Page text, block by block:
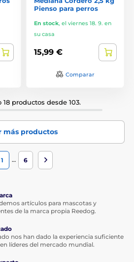
Pienso para perros
En stock, el viernes 18. 9. en
su casa
15,99 €
Comparar
18 productos desde 103.
más productos
1 … 6
artículos para mascotas y
de la marca propia Reedog.
nos han dado la experiencia suficiente
líderes del mercado mundial.